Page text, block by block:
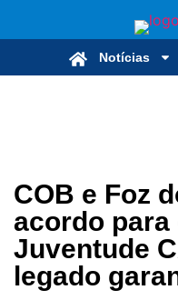
Notícias
COB e Foz
acordo
Juventude
legado